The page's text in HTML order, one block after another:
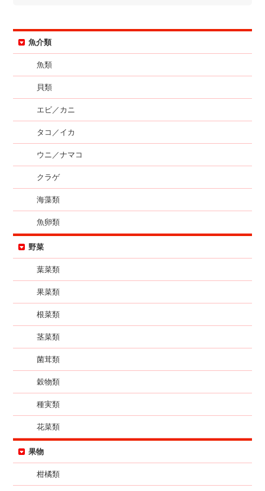
魚介類
魚類
貝類
エビ／カニ
タコ／イカ
ウニ／ナマコ
クラゲ
海藻類
魚卵類
野菜
葉菜類
果菜類
根菜類
茎菜類
菌茸類
穀物類
種実類
花菜類
果物
柑橘類